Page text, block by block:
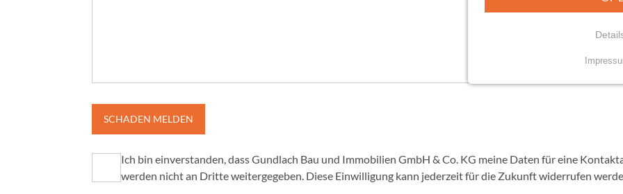
SCHADEN MELDEN
Ich bin einverstanden, dass Gundlach Bau und Immobilien GmbH & Co. KG meine Daten für eine Kontaktaufnahme elektronisch verarbeitet. Die Daten
werden nicht an Dritte weitergegeben. Diese Einwilligung kann jederzeit für die Zukunft widerrufen
mindshape Cookie